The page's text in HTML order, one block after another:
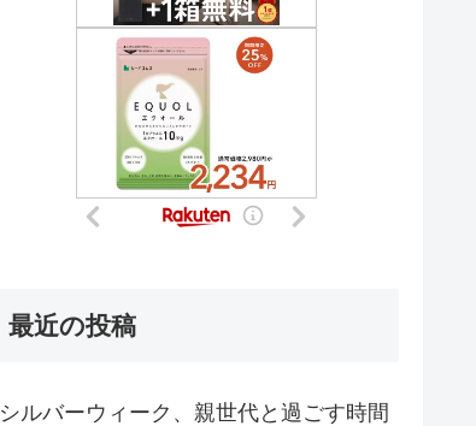
最近の投稿
シルバーウィーク、親世代と過ごす時間